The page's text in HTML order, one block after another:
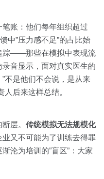
账：他们每年组织超过
中”压力感不足”的占比始
踪——那些在模拟中表现流
音显示，面对真实医生的
不是他们不会说，是从来
人后来这样总结。
层。 传统模拟无法规模化
业又不可能为了训练去得罪
沦为培训的”盲区”：大家